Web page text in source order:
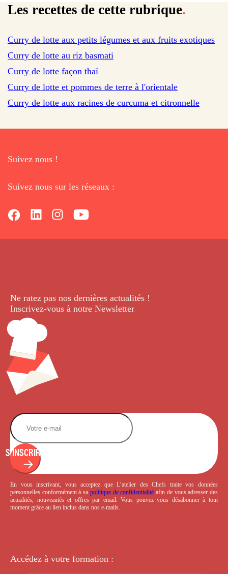
Les recettes de cette rubrique.
Curry de lotte aux petits légumes et aux fruits exotiques
sur 315 avis
Curry de lotte au riz basmati
sur 196 avis
Curry de lotte façon thaï
sur 189 avis
Curry de lotte et pommes de terre à l'orientale
Curry de lotte aux racines de curcuma et citronnelle
Suivez nous !
Suivez nous sur les réseaux :
Ne ratez pas nos dernières actualités !
Inscrivez-vous à notre Newsletter.
S'INSCRIRE
En vous inscrivant, vous acceptez que L’atelier des Chefs traite vos données
personnelles conformément à sa politique de confidentialité afin de vous adresser des
actualités, nouveautés et offres par email. Vous pouvez vous désabonner à tout
moment grâce au lien inclus dans nos e-mails.
Accédez à votre formation :